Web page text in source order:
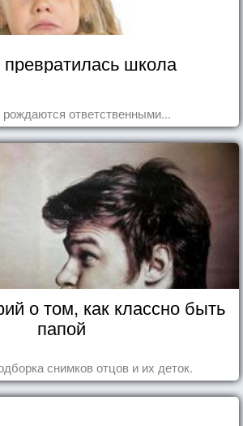
превратилась школа
ответственными...
о том, как классно быть
папой
снимков отцов и их деток.